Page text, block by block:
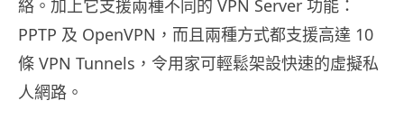
絡。加上它支援兩種不同的 VPN Server 功能：
PPTP 及 OpenVPN，而且兩種方式都支援高達 10
條 VPN Tunnels，令用家可輕鬆架設快速的虛擬私
人網路。